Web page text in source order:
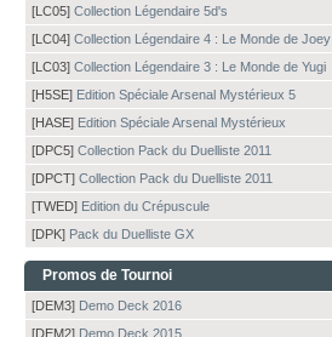
[LC05] Collection Légendaire 5d's
[LC04] Collection Légendaire 4 : Le Monde de Joey
[LC03] Collection Légendaire 3 : Le Monde de Yugi
[H5SE] Edition Spéciale Arsenal Mystérieux 5
[HASE] Edition Spéciale Arsenal Mystérieux
[DPC5] Collection Pack du Duelliste 2011
[DPCT] Collection Pack du Duelliste 2011
[TWED] Edition du Crépuscule
[DPK] Pack du Duelliste GX
Promos de Tournoi
[DEM3] Demo Deck 2016
[DEM2] Demo Deck 2015